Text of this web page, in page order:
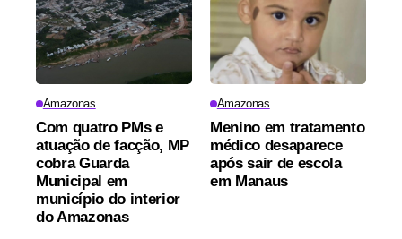
Amazonas
Com quatro PMs e
atuação de facção, MP
cobra Guarda
Municipal em
município do interior
do Amazonas
Amazonas
Menino em tratamento
médico desaparece
após sair de escola
em Manaus